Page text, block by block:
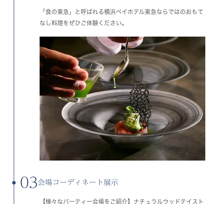
「食の東急」と呼ばれる横浜ベイホテル東急ならではのおもて
なし料理をぜひご体験ください。
03会場コーディネート展示
【様々なパーティー会場をご紹介】ナチュラルウッドテイスト